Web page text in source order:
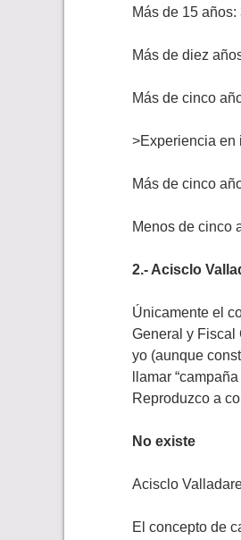
Más de 15
Más de diez
Más de cinco
>Experiencia en
Más de cinco
Menos de cinco
2.- Acisclo
Únicamente el
General y Fiscal
yo (aunque
llamar
Reproduzco a
No existe
Acisclo
El concepto de